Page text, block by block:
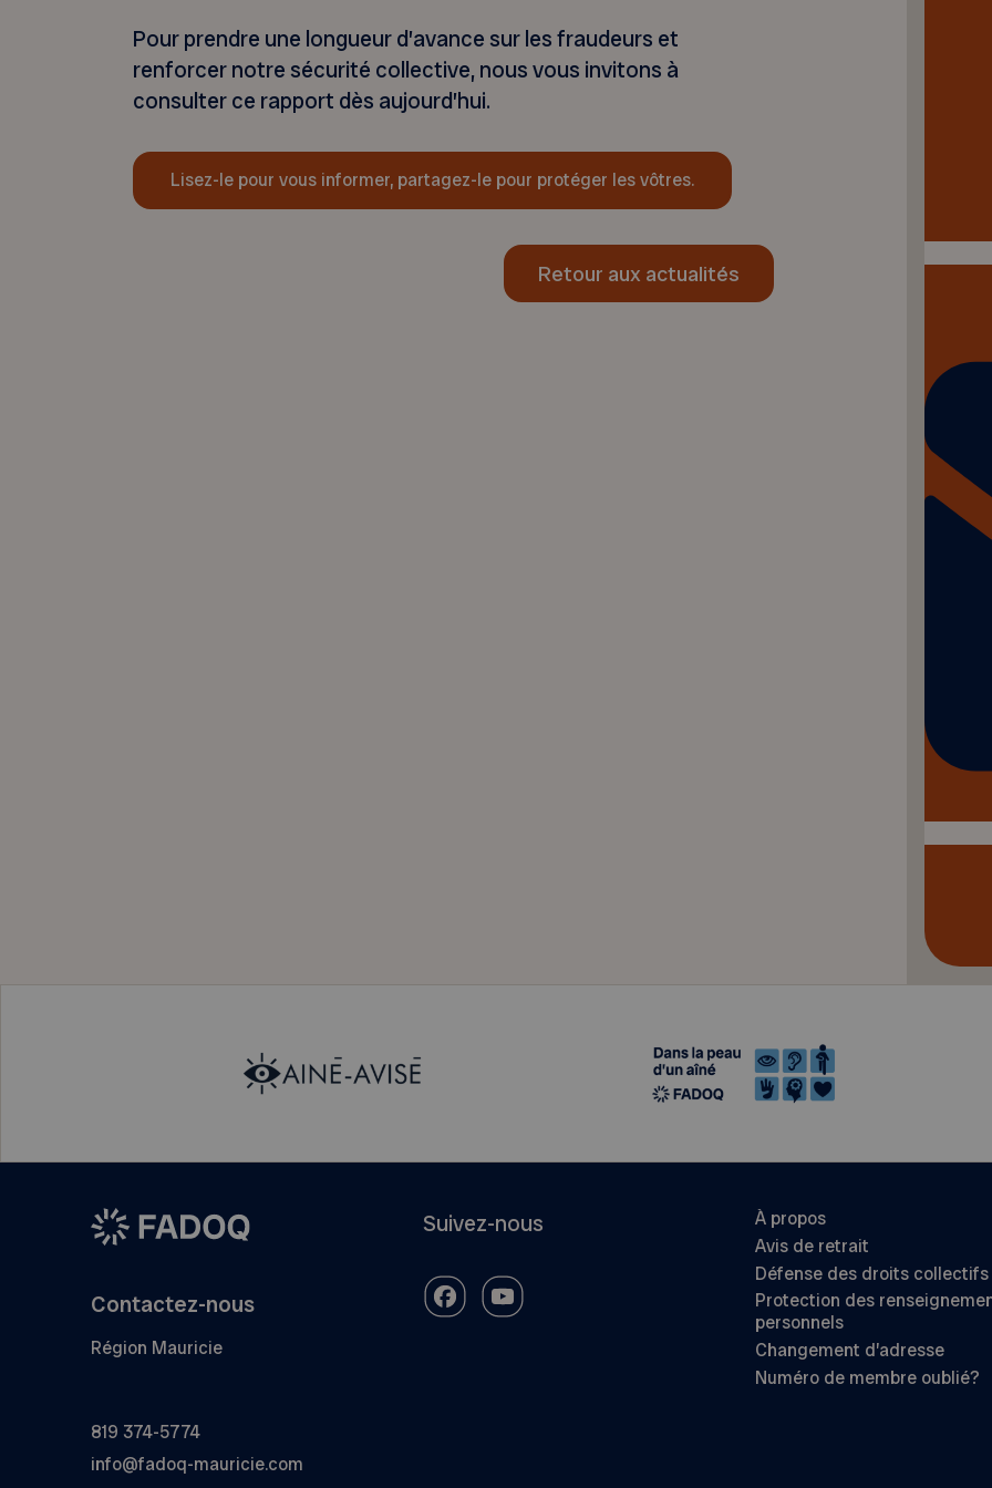
Pour prendre une longueur d’avance sur les fraudeurs et
renforcer notre sécurité collective, nous vous invitons à
consulter ce rapport dès aujourd’hui.
Lisez-le pour vous informer, partagez-le pour protéger les vôtres.
Retour aux actualités
Contactez-nous
Région Mauricie
819 374-5774
info@fadoq-mauricie.com
Suivez-nous
À propos
Avis de retrait
Défense des droits collectifs
Protection des
personnels
Changement d’adresse
Numéro de membre oublié?